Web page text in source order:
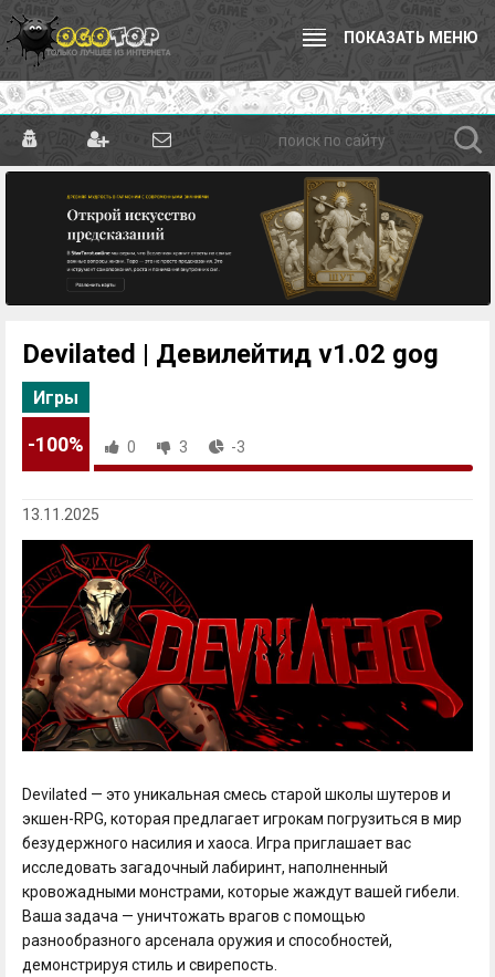
ПОКАЗАТЬ МЕНЮ
Devilated | Девилейтид v1.02 gog
Игры
-100% 0 3 -3
13.11.2025
Devilated — это уникальная смесь старой школы шутеров и
экшен-RPG, которая предлагает игрокам погрузиться в мир
безудержного насилия и хаоса. Игра приглашает вас
исследовать загадочный лабиринт, наполненный
кровожадными монстрами, которые жаждут вашей гибели.
Ваша задача — уничтожать врагов с помощью
разнообразного арсенала оружия и способностей,
демонстрируя стиль и свирепость.